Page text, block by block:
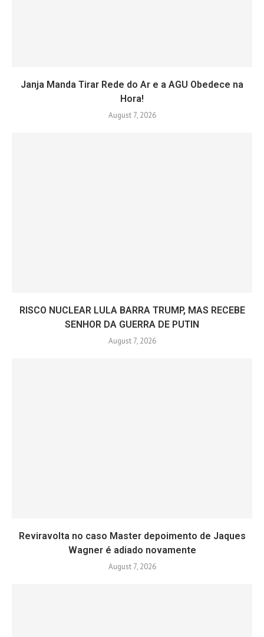
Janja Manda Tirar Rede do Ar e a AGU Obedece na
Hora!
August 7, 2026
RISCO NUCLEAR LULA BARRA TRUMP, MAS RECEBE
SENHOR DA GUERRA DE PUTIN
August 7, 2026
Reviravolta no caso Master depoimento de Jaques
Wagner é adiado novamente
August 7, 2026